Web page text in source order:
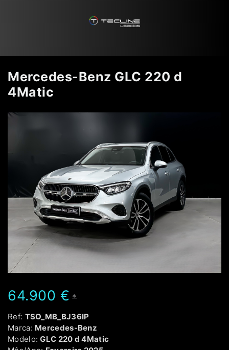
Mercedes-Benz GLC 220 d
4Matic
64.900 € *
Ref: TSO_MB_BJ36IP
Marca: Mercedes-Benz
Modelo:GLC 220 d 4Matic